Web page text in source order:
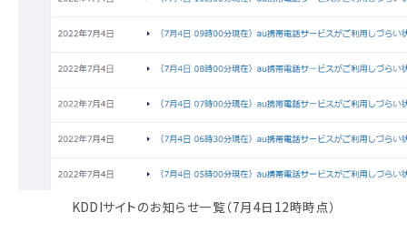
KDDIサイトのお知らせ一覧（7月4日12時時点）